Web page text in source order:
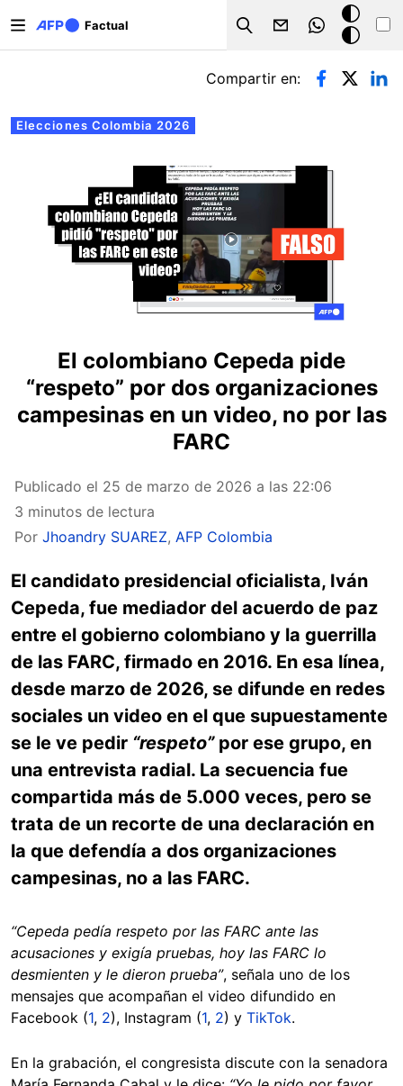
Factual
Search
Modo
oscuro
Solapas principales
Elecciones Colombia 2026
Compartir en:
El colombiano Cepeda pide
“respeto” por dos organizaciones
campesinas en un video, no por las
FARC
Publicado el 25 de marzo de 2026 a las 22:06
3 minutos de lectura
Por Jhoandry SUAREZ, AFP Colombia
El candidato presidencial oficialista, Iván
Cepeda, fue mediador del acuerdo de paz
entre el gobierno colombiano y la guerrilla
de las FARC, firmado en 2016. En esa línea,
desde marzo de 2026, se difunde en redes
sociales un video en el que supuestamente
se le ve pedir “respeto” por ese grupo, en
una entrevista radial. La secuencia fue
compartida más de 5.000 veces, pero se
trata de un recorte de una declaración en
la que defendía a dos organizaciones
campesinas, no a las FARC.
“Cepeda pedía respeto por las FARC ante las
acusaciones y exigía pruebas, hoy las FARC lo
desmienten y le dieron prueba”, señala uno de los
mensajes que acompañan el video difundido en
Facebook (1, 2), Instagram (1, 2) y TikTok.
En la grabación, el congresista discute con la senadora